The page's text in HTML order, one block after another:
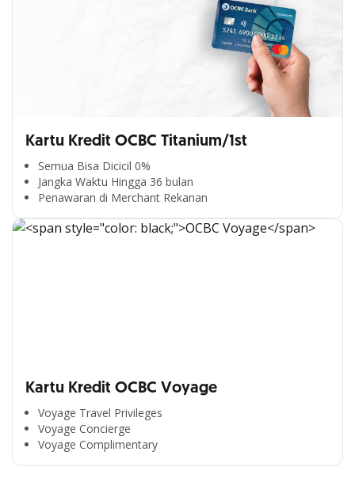
Kartu Kredit OCBC Titanium/1st
Semua Bisa Dicicil 0%
Jangka Waktu Hingga 36 bulan
Penawaran di Merchant Rekanan
Kartu Kredit OCBC Voyage
Voyage Travel Privileges
Voyage Concierge
Voyage Complimentary
Segala Kemudahan Ada
di Satu Genggaman